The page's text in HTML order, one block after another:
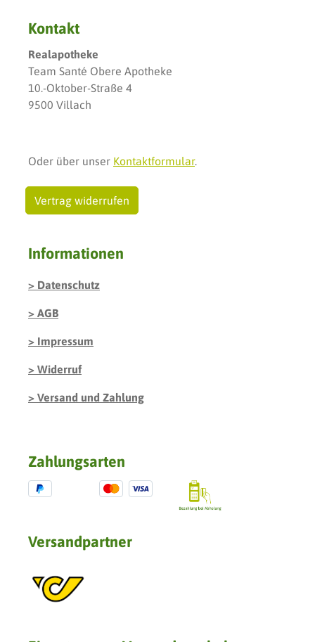
Kontakt
Realapotheke
Team Santé Obere Apotheke
10.-Oktober-Straße 4
9500 Villach
Oder über unser Kontaktformular.
Vertrag widerrufen
Informationen
Datenschutz
AGB
Impressum
Widerruf
Versand und Zahlung
Zahlungsarten
Versandpartner